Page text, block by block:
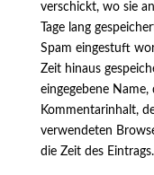
verschickt, wo sie
Tage lang
Spam eingestuft
Zeit hinaus
eingegebene Name,
Kommentarinhalt,
verwendeten
die Zeit des Eintrags.